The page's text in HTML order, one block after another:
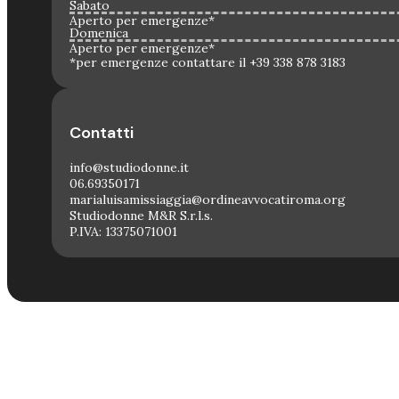
Sabato
Aperto per emergenze*
Domenica
Aperto per emergenze*
*per emergenze contattare il +39 338 878 3183
Contatti
info@studiodonne.it
06.69350171
marialuisamissiaggia@ordineavvocatiroma.org
Studiodonne M&R S.r.l.s.
P.IVA: 13375071001